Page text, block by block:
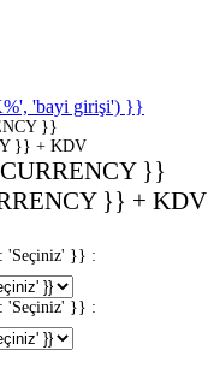
'bayi girişi') }}
}}
}} + KDV
}}
}} + KDV
'Seçiniz' }} :
'Seçiniz' }} :